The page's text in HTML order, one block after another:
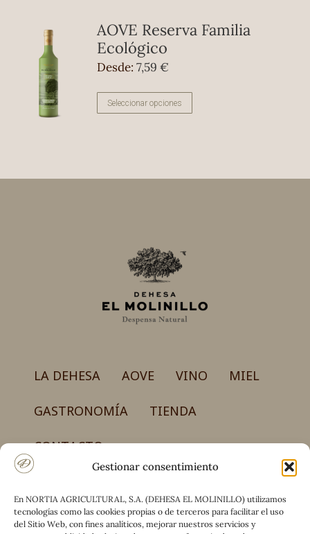
Gestionar consentimiento
En NORTIA AGRICULTURAL, S.A. (DEHESA EL MOLINILLO) utilizamos
tecnologías como las cookies propias o de terceros para facilitar el uso
del Sitio Web, con fines analíticos, mejorar nuestros servicios y
variantes.
se
pueden
AOVE Reserva Familia
Ecológico
Desde: 7,59 €
Seleccionar opciones
variantes.
la
producto
LA DEHESA AOVE VINO MIEL
GASTRONOMÍA TIENDA
CONTACTO
NORTIA AGRICULTURAL, S.A.
Carretera CM-4017, km 50 – Finca el Molinillo